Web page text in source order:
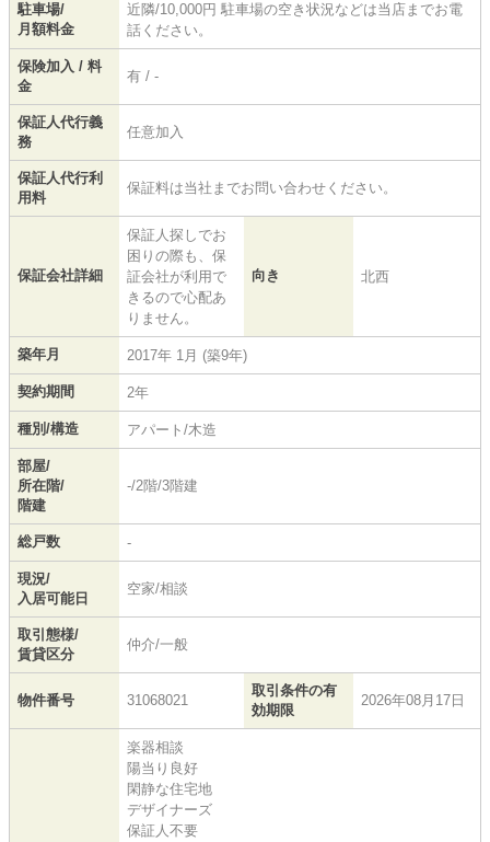
駐車場/
月額料金
近隣/10,000円 駐車場の空き状況などは当店までお電
話ください。
保険加入 / 料
金
有 / -
保証人代行義
務
任意加入
保証人代行利
用料
保証料は当社までお問い合わせください。
保証会社詳細
保証人探しでお
困りの際も、保
証会社が利用で
きるので心配あ
りません。
向き 北西
築年月 2017年 1月 (築9年)
契約期間 2年
種別/構造 アパート/木造
部屋/
所在階/
階建
-/2階/3階建
総戸数 -
現況/
入居可能日
空家/相談
取引態様/
賃貸区分
仲介/一般
物件番号 31068021
取引条件の有
効期限
2026年08月17日
楽器相談
陽当り良好
閑静な住宅地
デザイナーズ
保証人不要